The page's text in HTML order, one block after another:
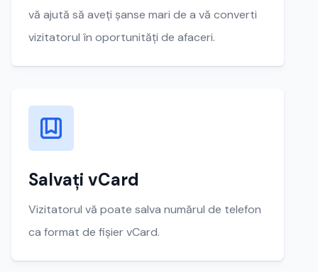
vă ajută să aveți șanse mari de a vă converti
vizitatorul în oportunități de afaceri.
Salvați vCard
Vizitatorul vă poate salva numărul de telefon
ca format de fișier vCard.